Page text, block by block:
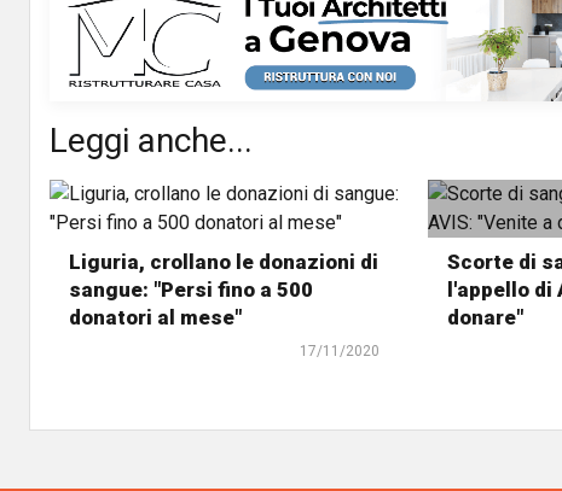
Leggi anche...
Liguria, crollano le donazioni di
sangue: "Persi fino a 500
donatori al mese"
17/11/2020
Scorte di
l'appello di
donare"